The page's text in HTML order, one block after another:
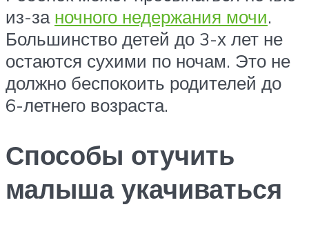
из-за ночного недержания мочи.
Большинство детей до 3-х лет не
остаются сухими по ночам. Это не
должно беспокоить родителей до
6-летнего возраста.
Способы отучить
малыша укачиваться